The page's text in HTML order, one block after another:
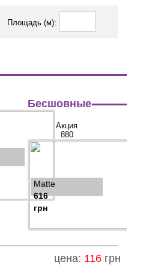
Площадь (м):
Бесшовные
Акция
880
Matte
616
грн
цена: 116 грн